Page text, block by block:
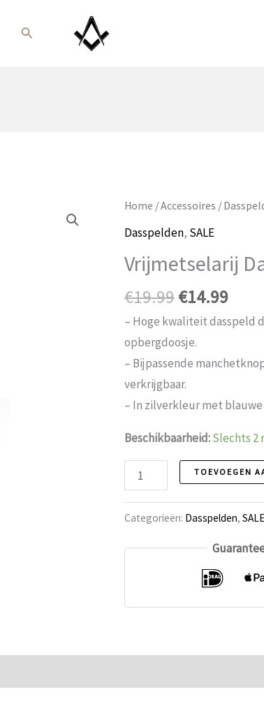
Zoeken
Home /Accessoires /
Dasspelden, SALE
Vrijmetselarij
€19.99
prijs
was:
€19.99.
€14.99
prijs
– Hoge kwaliteit dasspeld
opbergdoosje.
– Bijpassende
verkrijgbaar.
– In zilverkleur met
Beschikbaarheid:Slechts 2
Vrijmetselarij
Dasspeld
5
TOEVOEGEN
Categorieën: Dasspelden, SALE